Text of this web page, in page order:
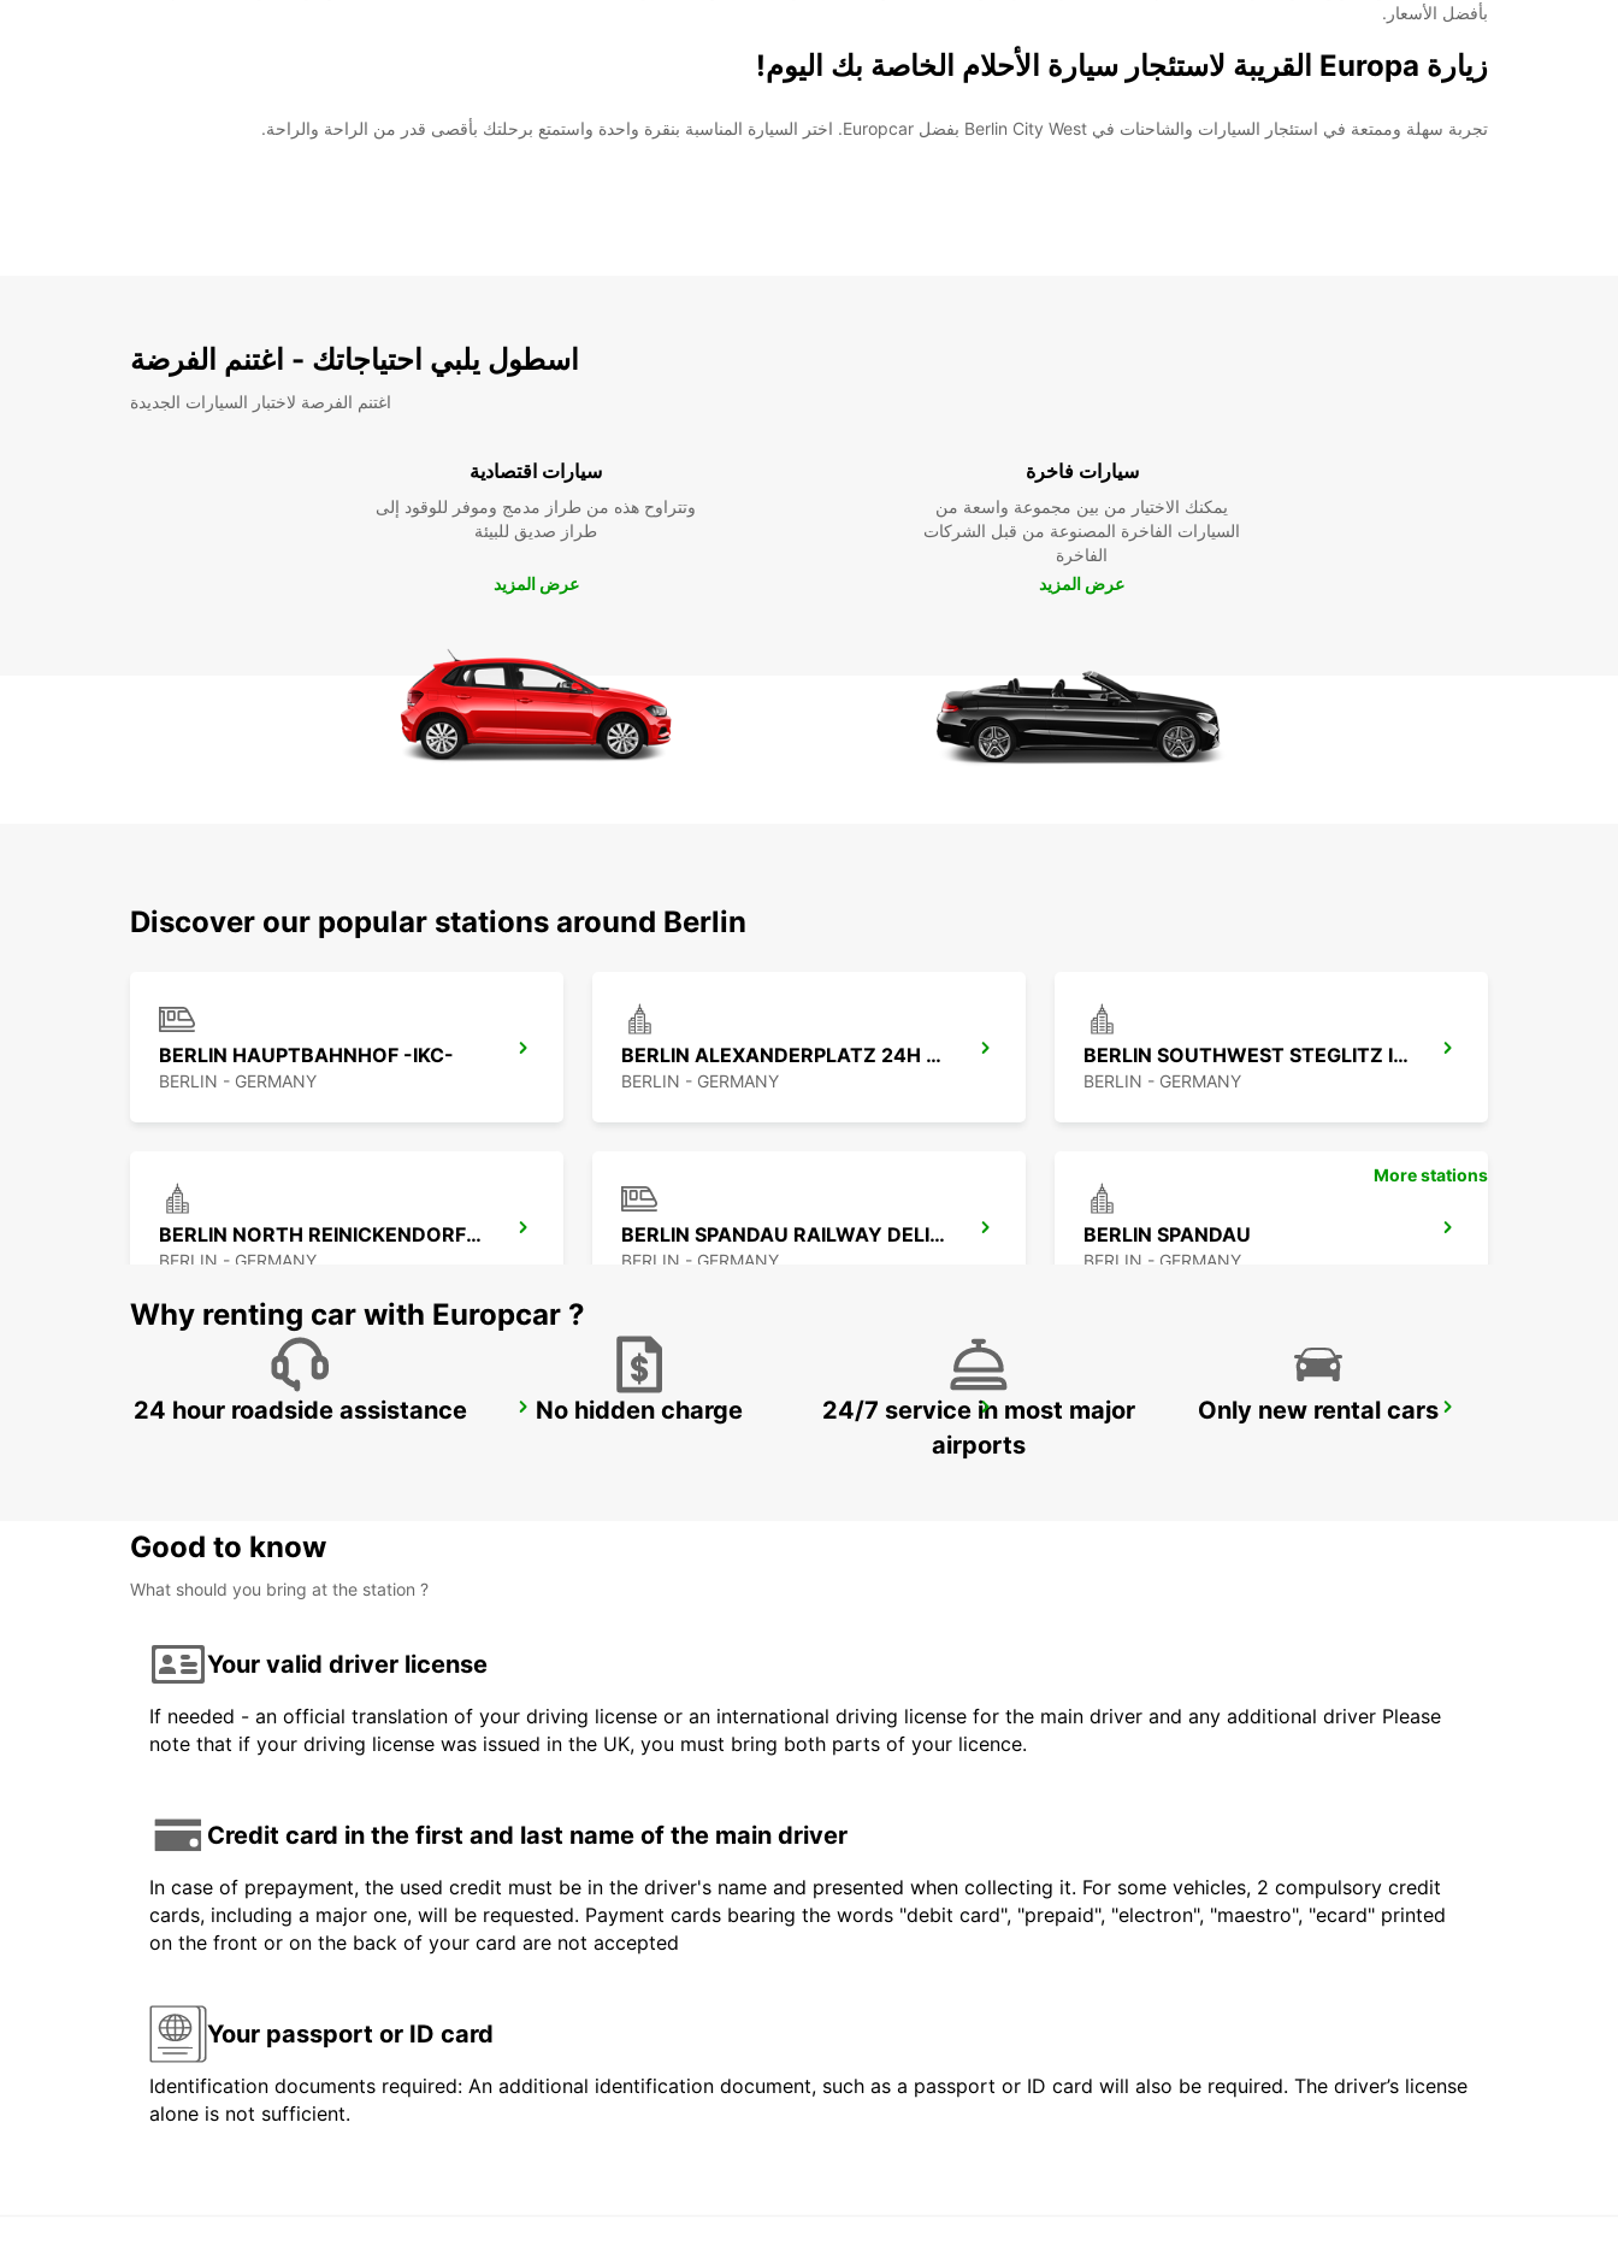
بأفضل الأسعار.
زيارة Europa القريبة لاستئجار سيارة الأحلام الخاصة بك اليوم!
تجربة سهلة وممتعة في استئجار السيارات والشاحنات في Berlin City West بفضل Europcar. اختر السيارة المناسبة بنقرة واحدة واستمتع برحلتك بأقصى قدر من الراحة والراحة.
اسطول يلبي احتياجاتك - اغتنم الفرضة
اغتنم الفرصة لاختبار السيارات الجديدة
سيارات اقتصادية
وتتراوح هذه من طراز مدمج وموفر للوقود إلى
طراز صديق للبيئة
عرض المزيد
سيارات فاخرة
يمكنك الاختيار من بين مجموعة واسعة من
السيارات الفاخرة المصنوعة من قبل الشركات
الفاخرة
عرض المزيد
Discover our popular stations around Berlin
BERLIN HAUPTBAHNHOF -IKC-
BERLIN - GERMANY
BERLIN ALEXANDERPLATZ 24H NO TRUCK
BERLIN - GERMANY
BERLIN SOUTHWEST STEGLITZ IKC
BERLIN - GERMANY
BERLIN NORTH REINICKENDORF -IKC-
BERLIN - GERMANY
BERLIN SPANDAU RAILWAY DELIVERY
BERLIN - GERMANY
BERLIN SPANDAU
BERLIN - GERMANY
BERLIN VAN TRUCK CARS IKC BERLIN SOUTHEAST ADLERSHOF -IKC- BERLIN HELLERSDORF NO TRUCKS IKC
More stations
Why renting car with Europcar ?
24 hour roadside assistance No hidden charge
24/7 service in most major
airports
Only new rental cars
Good to know
What should you bring at the station ?
Your valid driver license
If needed - an official translation of your driving license or an international driving license for the main driver and any additional driver Please
note that if your driving license was issued in the UK, you must bring both parts of your licence.
Credit card in the first and last name of the main driver
In case of prepayment, the used credit must be in the driver's name and presented when collecting it. For some vehicles, 2 compulsory credit
cards, including a major one, will be requested. Payment cards bearing the words "debit card", "prepaid", "electron", "maestro", "ecard" printed
on the front or on the back of your card are not accepted
Your passport or ID card
Identification documents required: An additional identification document, such as a passport or ID card will also be required. The driver’s license
alone is not sufficient.